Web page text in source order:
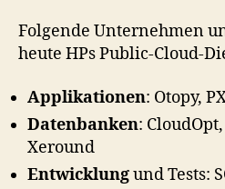
Folgende Unternehmen
heute HPs Public-Cloud-
Applikationen: Otopy,
Datenbanken:
Xeround
Entwicklungund Tests: